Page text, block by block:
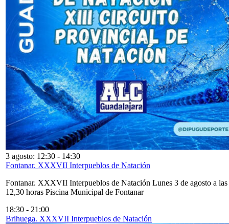
3 agosto: 12:30 - 14:30
Fontanar. XXXVII Interpueblos de Natación
Fontanar. XXXVII Interpueblos de Natación Lunes 3 de agosto a las
12,30 horas Piscina Municipal de Fontanar
18:30 - 21:00
Brihuega. XXXVII Interpueblos de Natación